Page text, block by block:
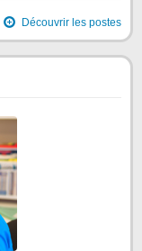
Découvrir les postes